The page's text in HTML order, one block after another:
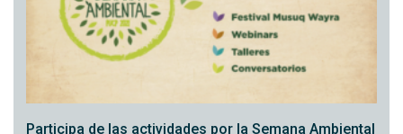
Participa de las actividades por la Semana Ambiental